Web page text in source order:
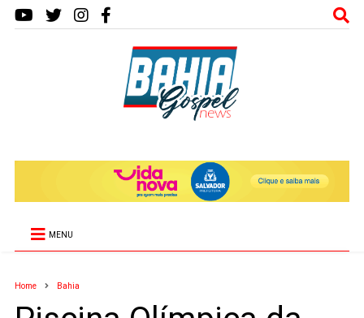
MENU
Home Bahia